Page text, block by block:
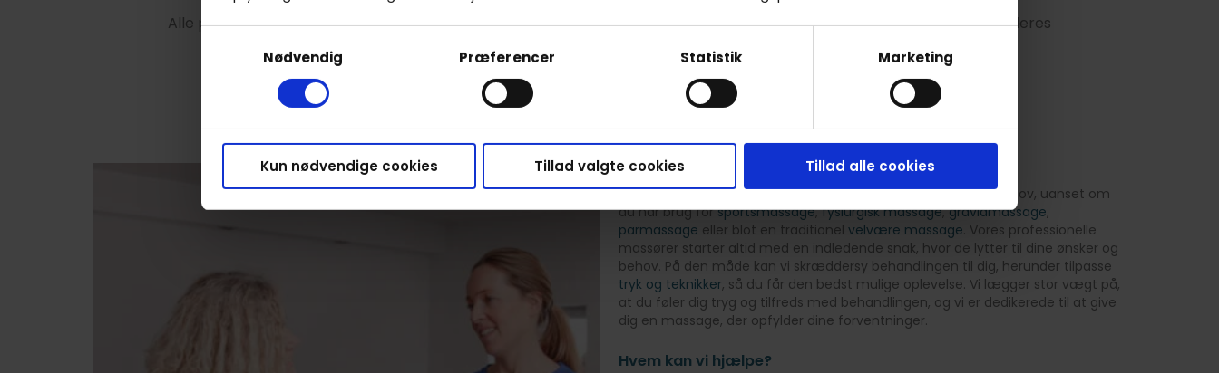
Nødvendig
Præferencer Statistik Marketing
Kun nødvendige cookies Tillad valgte cookies Tillad alle cookies
Alle priser starter fra 45 minutter og er inklusiv transport, forsikring og godt humør. Tryk på behandleren for at se alle deres
RaskRask tilbyder
Hos RaskRask tilpasser vi vores massage til dine individuelle behov, uanset om
du har brug forsportsmassage,fysiurgisk massage,gravidmassage,
parmassage eller blot en traditionel velvære massage. Vores professionelle
massører starter altid med en indledende snak, hvor de lytter til dine ønsker og
behov. På den måde kan vi skræddersy behandlingen til dig, herunder tilpasse
tryk og teknikker, så du får den bedst mulige oplevelse. Vi lægger stor vægt på,
at du føler dig tryg og tilfreds med behandlingen, og vi er dedikerede til at give
dig en massage, der opfylder dine forventninger.
Hvem kan vi hjælpe?